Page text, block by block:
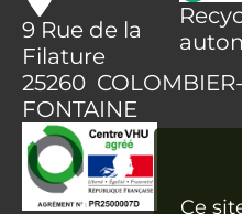
9 Rue de la
Filature
25260 COLOMBIER-
FONTAINE
Ce